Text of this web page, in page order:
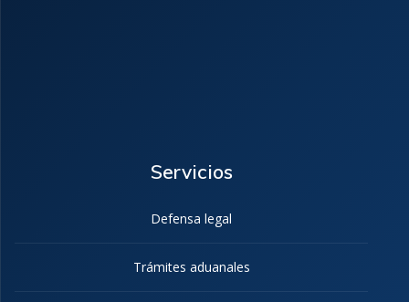
Servicios
Defensa legal
Trámites aduanales